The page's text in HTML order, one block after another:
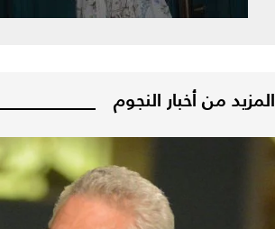
المزيد من أخبار النجوم